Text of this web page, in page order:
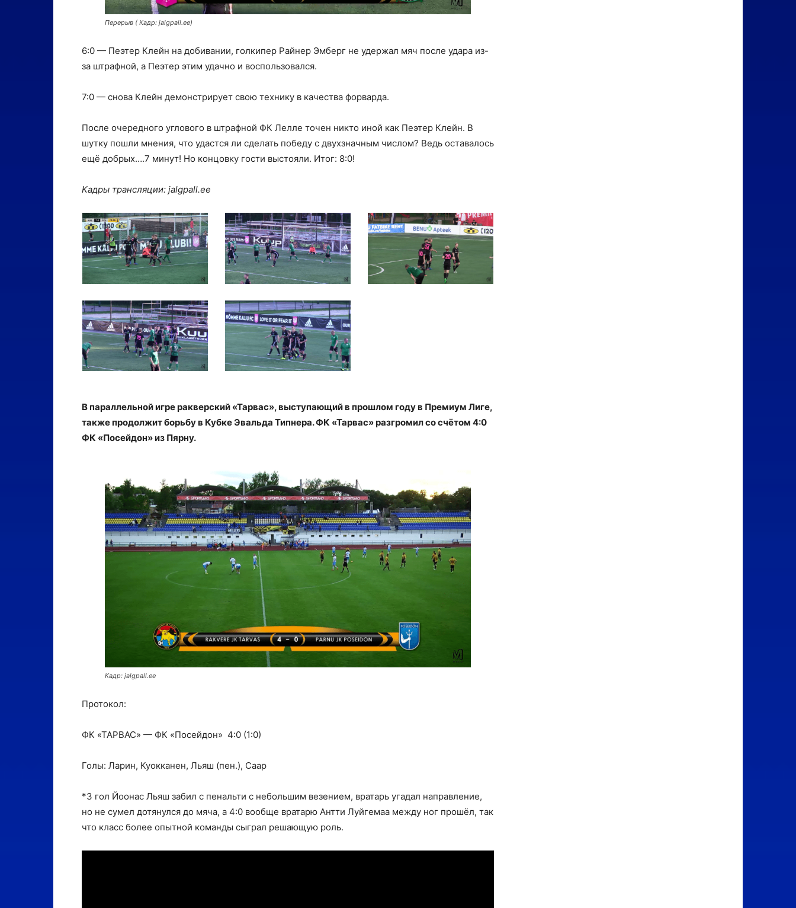
Перерыв ( Кадр: jalgpall.ee)
6:0 — Пеэтер Клейн на добивании, голкипер Райнер Эмберг не удержал мяч после удара из-
за штрафной, а Пеэтер этим удачно и воспользовался.
7:0 — снова Клейн демонстрирует свою технику в качества форварда.
После очередного углового в штрафной ФК Лелле точен никто иной как Пеэтер Клейн. В
шутку пошли мнения, что удастся ли сделать победу с двухзначным числом? Ведь оставалось
ещё добрых….7 минут! Но концовку гости выстояли. Итог: 8:0!
Кадры трансляции: jalgpall.ee
В параллельной игре ракверский «Тарвас», выступающий в прошлом году в Премиум Лиге,
также продолжит борьбу в Кубке Эвальда Типнера. ФК «Тарвас» разгромил со счётом 4:0
ФК «Посейдон» из Пярну.
Кадр: jalgpall.ee
Протокол:
ФК «ТАРВАС» — ФК «Посейдон» 4:0 (1:0)
Голы: Ларин, Куокканен, Льяш (пен.), Саар
*3 гол Йоонас Льяш забил с пенальти с небольшим везением, вратарь угадал направление,
но не сумел дотянулся до мяча, а 4:0 вообще вратарю Антти Луйгемаа между ног прошёл, так
что класс более опытной команды сыграл решающую роль.